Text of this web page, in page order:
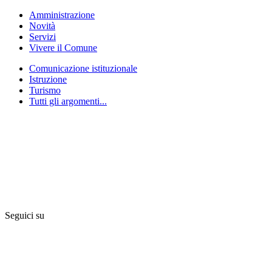
Amministrazione
Novità
Servizi
Vivere il Comune
Comunicazione istituzionale
Istruzione
Turismo
Tutti gli argomenti...
Seguici su